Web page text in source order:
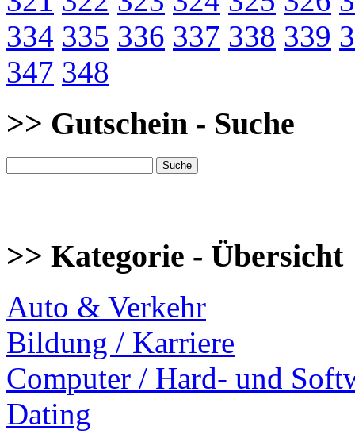
334 335 336 337 338 339
347 348
>> Gutschein - Suche
>> Kategorie - Übersicht
Auto & Verkehr
Bildung / Karriere
Computer / Hard- und
Dating